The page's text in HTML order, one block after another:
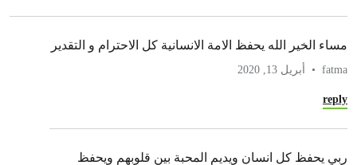
مساء الخير الله يحفظ الامة الانسانية كل الاحترام و التقدير
fatma أبريل 13, 2020
reply
ربي يحفظ كل انسان ويديم المحبة بين قلوبهم ويحفظ